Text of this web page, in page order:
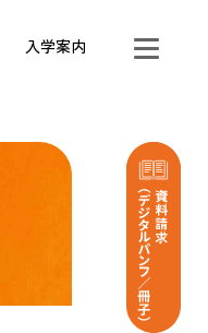
入学案内